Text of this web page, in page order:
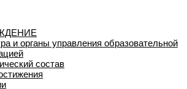
и органы управления образовательной
состав